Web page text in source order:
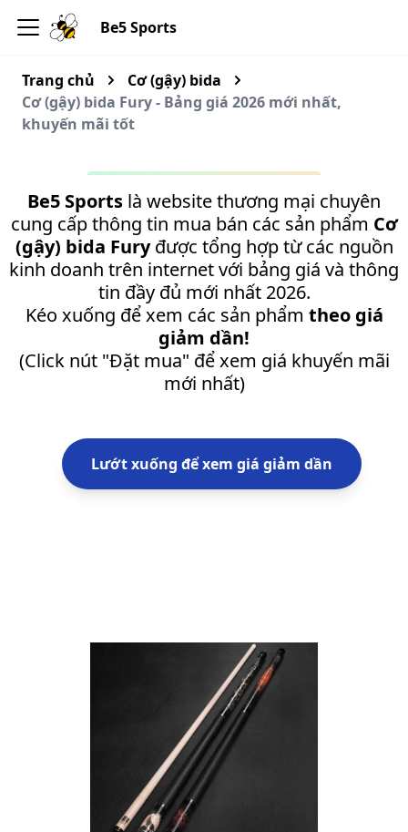
Be5 Sports
Trang chủ
Cơ (gậy) bida
Cơ (gậy) bida Fury - Bảng giá 2026 mới nhất,
khuyến mãi tốt
Be5 Sports là website thương mại chuyên
cung cấp thông tin mua bán các sản phẩm Cơ
(gậy) bida Furyđược tổng hợp từ các nguồn
kinh doanh trên internet với bảng giá và thông
tin đầy đủ mới nhất 2026.
Kéo xuống để xem các sản phẩm theo giá
giảm dần!
(Click nút "Đặt mua" để xem giá khuyến mãi
mới nhất)
Lướt xuống để xem giá giảm dần